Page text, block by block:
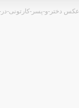
عکس دختر-و-پسر-کارتونی-